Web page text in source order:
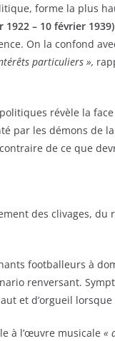
forme la plus
1922 – 10 février 1939)
On la confond
particuliers »,
révèle la
par les démons de
de ce que
des clivages,
footballeurs à
renversant.
et d’orgueil
à l’œuvre musicale «